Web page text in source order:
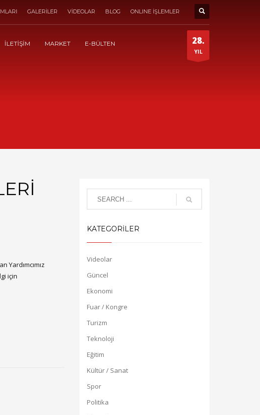
GALERİLER VİDEOLAR BLOG ONLINE İŞLEMLER
İLETİŞİM MARKET E-BÜLTEN 28.
YIL
Yardımcımız
için
KATEGORİLER
Videolar
Güncel
Ekonomi
Fuar / Kongre
Turizm
Teknoloji
Eğitim
Kültür / Sanat
Spor
Politika